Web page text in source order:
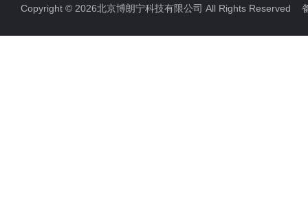
Copyright © 2026北京博朗宁科技有限公司 All Rights Reserved